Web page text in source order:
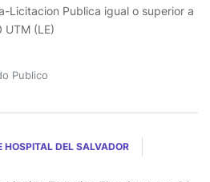
Licitacion Publica igual o superior a
UTM (LE)
Publico
HOSPITAL DEL SALVADOR